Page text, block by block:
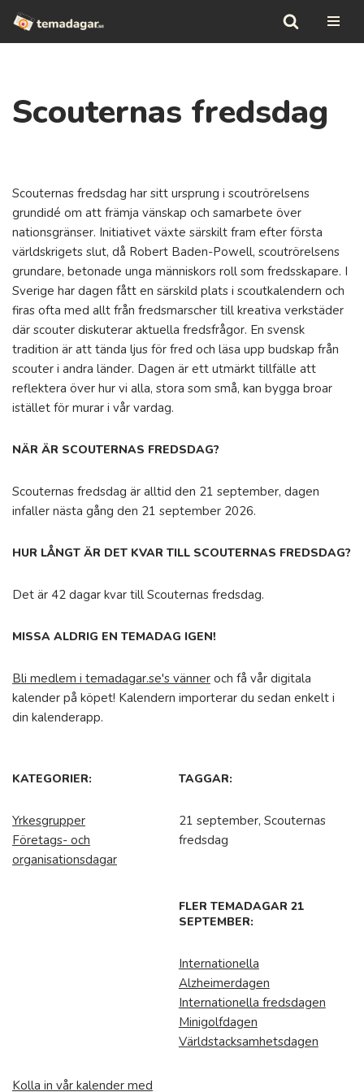
Hoppa
Scouternas fredsdag
Scouternas fredsdag har sitt ursprung i scoutrörelsens
grundidé om att främja vänskap och samarbete över
nationsgränser. Initiativet växte särskilt fram efter första
världskrigets slut, då Robert Baden-Powell, scoutrörelsens
grundare, betonade unga människors roll som fredsskapare. I
Sverige har dagen fått en särskild plats i scoutkalendern och
firas ofta med allt från fredsmarscher till kreativa verkstäder
där scouter diskuterar aktuella fredsfrågor. En svensk
tradition är att tända ljus för fred och läsa upp budskap från
scouter i andra länder. Dagen är ett utmärkt tillfälle att
reflektera över hur vi alla, stora som små, kan bygga broar
istället för murar i vår vardag.
NÄR ÄR SCOUTERNAS FREDSDAG?
Scouternas fredsdag är alltid den 21 september, dagen
infaller nästa gång den 21 september 2026.
HUR LÅNGT ÄR DET KVAR TILL SCOUTERNAS FREDSDAG?
Det är 42 dagar kvar till Scouternas fredsdag.
MISSA ALDRIG EN TEMADAG IGEN!
Bli medlem i temadagar.se's vänner och få vår digitala
kalender på köpet! Kalendern importerar du sedan enkelt i
din kalenderapp.
KATEGORIER:
Yrkesgrupper
Företags- och
organisationsdagar
TAGGAR:
21 september, Scouternas
fredsdag
FLER TEMADAGAR 21
SEPTEMBER:
Internationella
Alzheimerdagen
Internationella fredsdagen
Minigolfdagen
Världstacksamhetsdagen
Kolla in vår kalender med